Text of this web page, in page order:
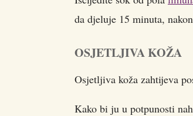
da djeluje 15 minuta,
OSJETLJIVA KOŽA
Osjetljiva koža zahtijeva
Kako bi ju u potpunosti